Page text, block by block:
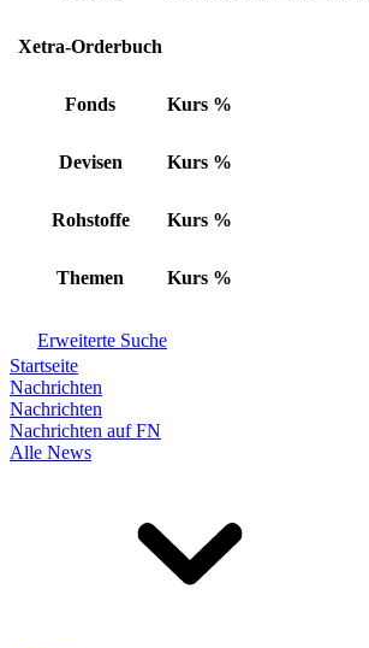
Xetra-Orderbuch
Fonds Kurs %
Devisen Kurs %
Rohstoffe Kurs %
Themen Kurs %
Erweiterte Suche
Startseite
Nachrichten
Nachrichten
Nachrichten auf FN
Alle News